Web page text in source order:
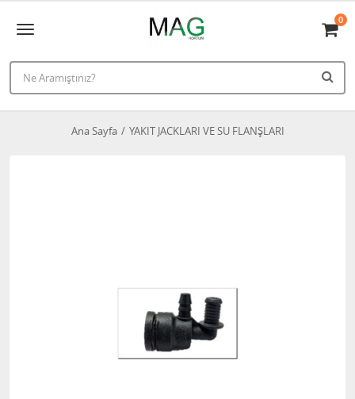
0
Ana Sayfa YAKIT JACKLARI VE SU FLANŞLARI